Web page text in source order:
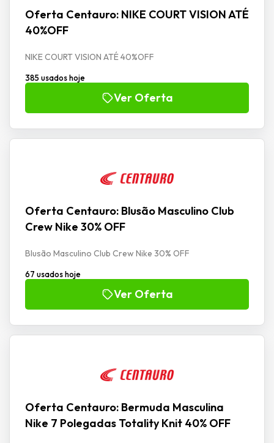
Oferta Centauro: NIKE COURT VISION ATÉ
40%OFF
NIKE COURT VISION ATÉ 40%OFF
385 usados hoje
Ver Oferta
Oferta Centauro: Blusão Masculino Club
Crew Nike 30% OFF
Blusão Masculino Club Crew Nike 30% OFF
67 usados hoje
Ver Oferta
Oferta Centauro: Bermuda Masculina
Nike 7 Polegadas Totality Knit 40% OFF